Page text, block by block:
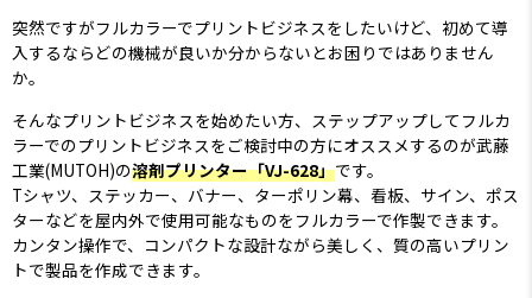
突然ですがフルカラーでプリントビジネスをしたいけど、初めて導
入するならどの機械が良いか分からないとお困りではありません
か。
そんなプリントビジネスを始めたい方、ステップアップしてフルカ
ラーでのプリントビジネスをご検討中の方にオススメするのが武藤
工業(MUTOH)の溶剤プリンター「VJ-628」です。
Tシャツ、ステッカー、バナー、ターポリン幕、看板、サイン、ポス
ターなどを屋内外で使用可能なものをフルカラーで作製できます。
カンタン操作で、コンパクトな設計ながら美しく、質の高いプリン
トで製品を作成できます。